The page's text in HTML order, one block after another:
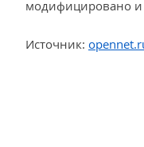
модифицировано и
Источник: